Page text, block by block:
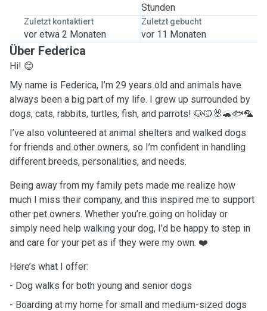
Stunden
Zuletzt kontaktiert
vor etwa 2 Monaten
Zuletzt gebucht
vor 11 Monaten
Über Federica
Hi! 😊
My name is Federica, I’m 29 years old and animals have
always been a big part of my life. I grew up surrounded by
dogs, cats, rabbits, turtles, fish, and parrots! 🐶🐱🐰🐢🐟🦜
I’ve also volunteered at animal shelters and walked dogs
for friends and other owners, so I’m confident in handling
different breeds, personalities, and needs.
Being away from my family pets made me realize how
much I miss their company, and this inspired me to support
other pet owners. Whether you’re going on holiday or
simply need help walking your dog, I’d be happy to step in
and care for your pet as if they were my own. ❤️
Here’s what I offer:
- Dog walks for both young and senior dogs
- Boarding at my home for small and medium-sized dogs